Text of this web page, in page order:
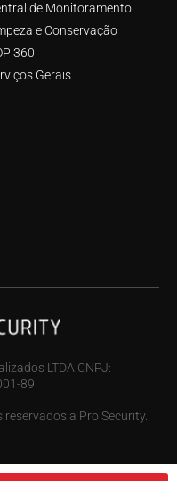
de Monitoramento
e Conservação
360
Gerais
LTDA CNPJ:
89
a Pro Security.